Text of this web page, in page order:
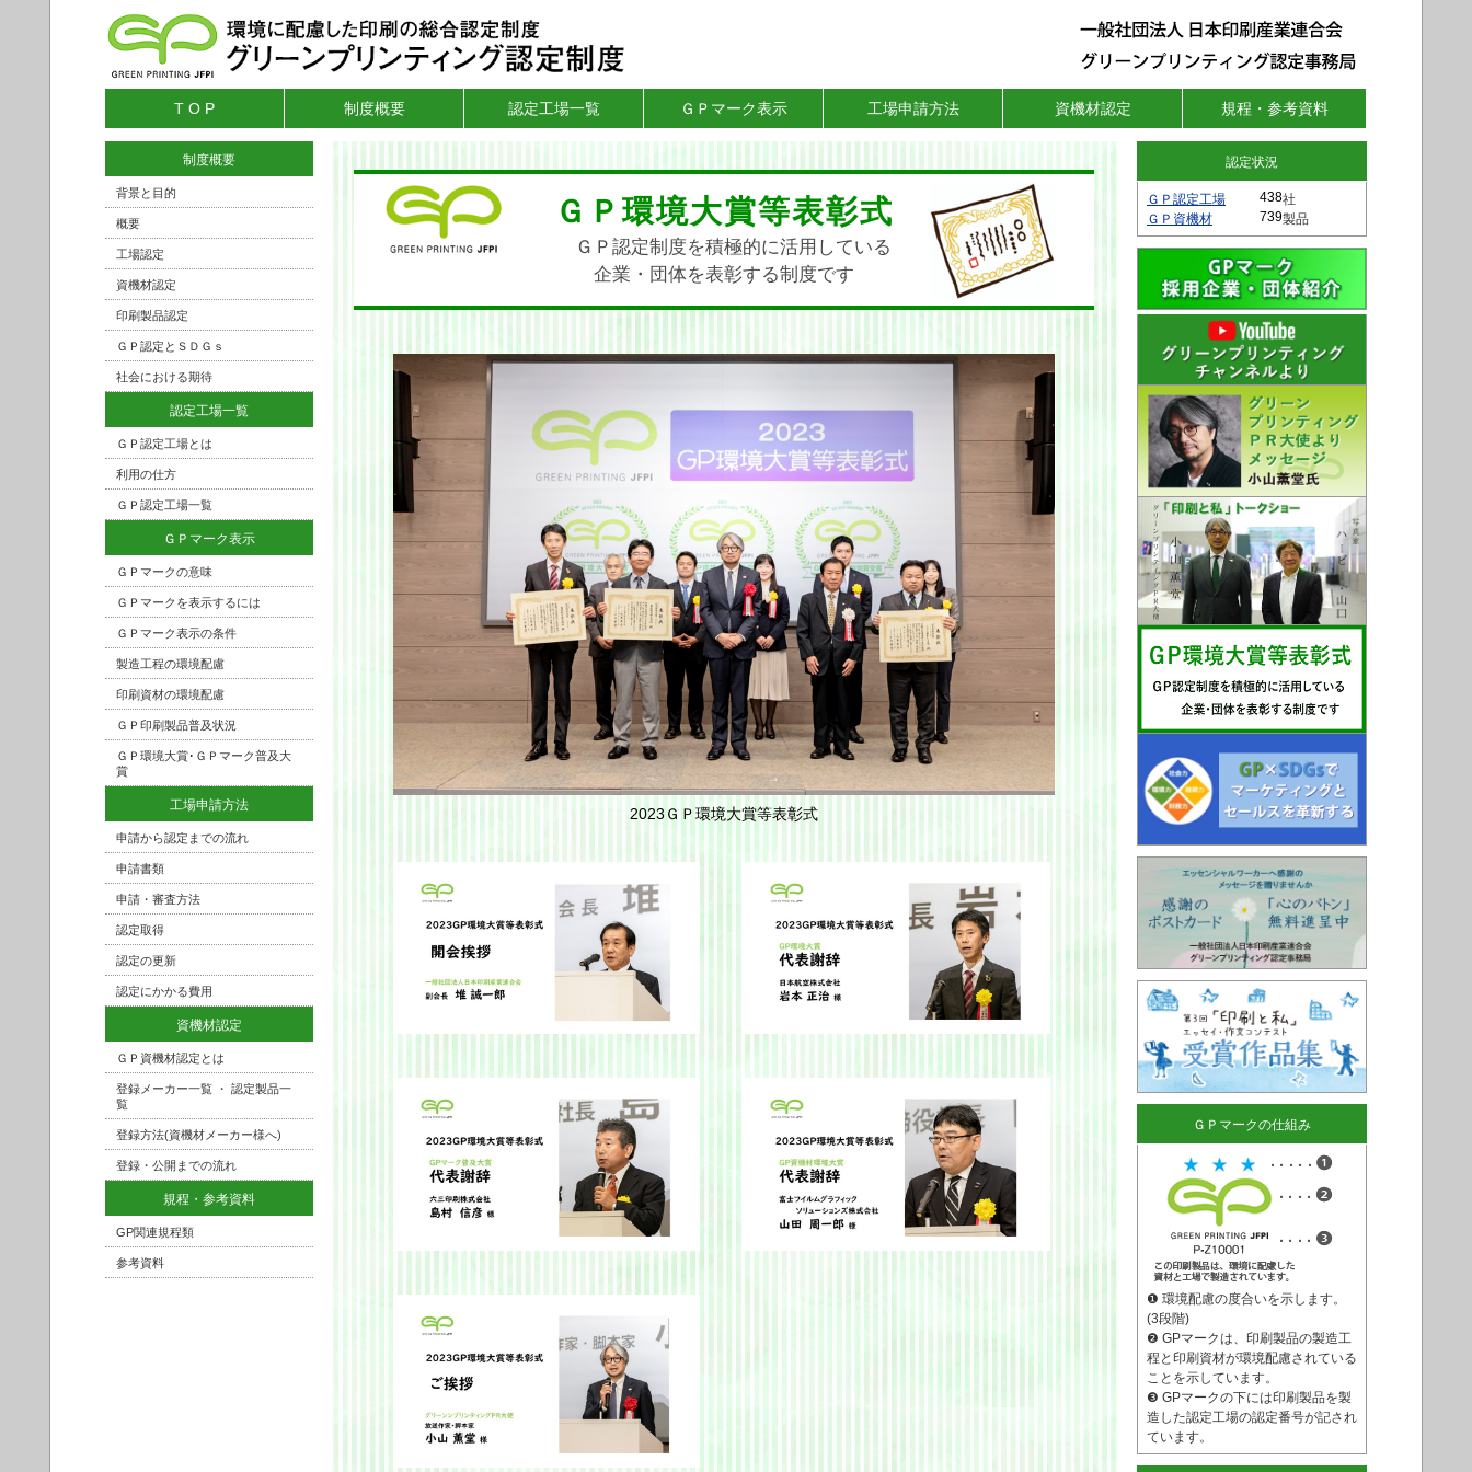
T O P 制度概要 認定工場一覧 ＧＰマーク表示 工場申請方法 資機材認定 規程・参考資料
制度概要
背景と目的
概要
工場認定
資機材認定
印刷製品認定
ＧＰ認定とＳＤＧｓ
社会における期待
認定工場一覧
ＧＰ認定工場とは
利用の仕方
ＧＰ認定工場一覧
ＧＰマーク表示
ＧＰマークの意味
ＧＰマークを表示するには
ＧＰマーク表示の条件
製造工程の環境配慮
印刷資材の環境配慮
ＧＰ印刷製品普及状況
ＧＰ環境大賞･ＧＰマーク普及大
賞
工場申請方法
申請から認定までの流れ
申請書類
申請・審査方法
認定取得
認定の更新
認定にかかる費用
資機材認定
ＧＰ資機材認定とは
登録メーカー一覧 ・ 認定製品一
覧
登録方法(資機材メーカー様へ)
登録・公開までの流れ
規程・参考資料
GP関連規程類
参考資料
ＧＰ環境大賞等表彰式
ＧＰ認定制度を積極的に活用している
企業・団体を表彰する制度です
2023ＧＰ環境大賞等表彰式
認定状況
ＧＰ認定工場
社
ＧＰ資機材
製品
ＧＰマークの仕組み
❶ 環境配慮の度合いを示します。
(3段階)
❷ GPマークは、印刷製品の製造工
程と印刷資材が環境配慮されている
ことを示しています。
❸ GPマークの下には印刷製品を製
造した認定工場の認定番号が記され
ています。